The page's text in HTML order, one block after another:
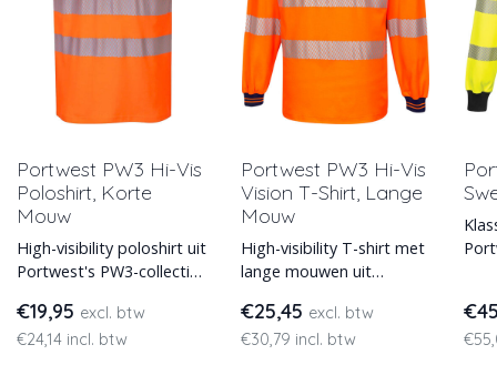
Portwest PW3 Hi-Vis
Poloshirt, Korte
Mouw
High-visibility poloshirt uit
Portwest's PW3-collectie,
Leverbaar in diverse fluor
€19,95 excl. btw
€24,14 incl. btw
Portwest PW3 Hi-Vis
Vision T-Shirt, Lange
Mouw
High-visibility T-shirt met
lange mouwen uit
UPF35+ en EN ISO 20471.
Leve
€25,45 excl. btw
€30,79 incl. btw